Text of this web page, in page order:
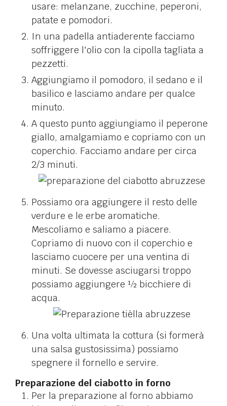
usare: melanzane, zucchine, peperoni,
patate e pomodori.
In una padella antiaderente facciamo
soffriggere l'olio con la cipolla tagliata a
pezzetti.
Aggiungiamo il pomodoro, il sedano e il
basilico e lasciamo andare per qualce
minuto.
A questo punto aggiungiamo il peperone
giallo, amalgamiamo e copriamo con un
coperchio. Facciamo andare per circa
2/3 minuti.
Possiamo ora aggiungere il resto delle
verdure e le erbe aromatiche.
Mescoliamo e saliamo a piacere.
Copriamo di nuovo con il coperchio e
lasciamo cuocere per una ventina di
minuti. Se dovesse asciugarsi troppo
possiamo aggiungere ½ bicchiere di
acqua.
Una volta ultimata la cottura (si formerà
una salsa gustosissima) possiamo
spegnere il fornello e servire.
Preparazione del ciabotto in forno
Per la preparazione al forno abbiamo